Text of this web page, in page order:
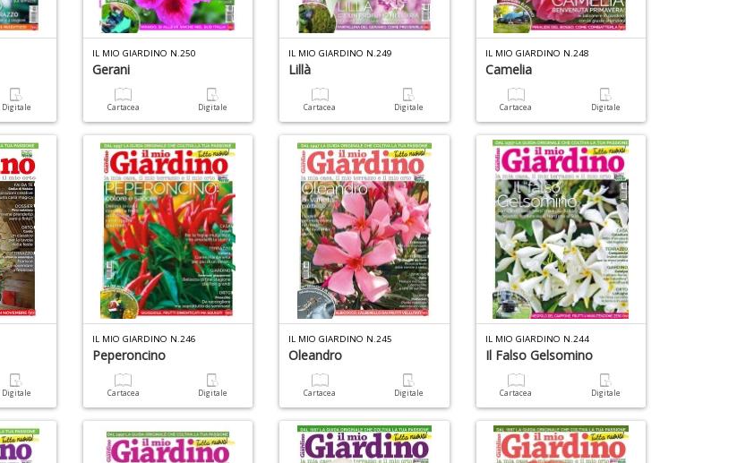
Digitale
IL MIO GIARDINO N.250
Gerani
Cartacea Digitale
IL MIO GIARDINO N.249
Lillà
Cartacea Digitale
IL MIO GIARDINO N.248
Camelia
Cartacea Digitale
Digitale
IL MIO GIARDINO N.246
Peperoncino
Cartacea Digitale
IL MIO GIARDINO N.245
Oleandro
Cartacea Digitale
IL MIO GIARDINO N.244
Il Falso Gelsomino
Cartacea Digitale